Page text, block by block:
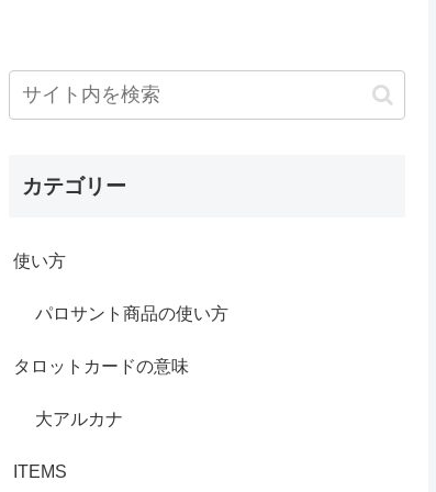
カテゴリー
使い方
パロサント商品の使い方
タロットカードの意味
大アルカナ
ITEMS